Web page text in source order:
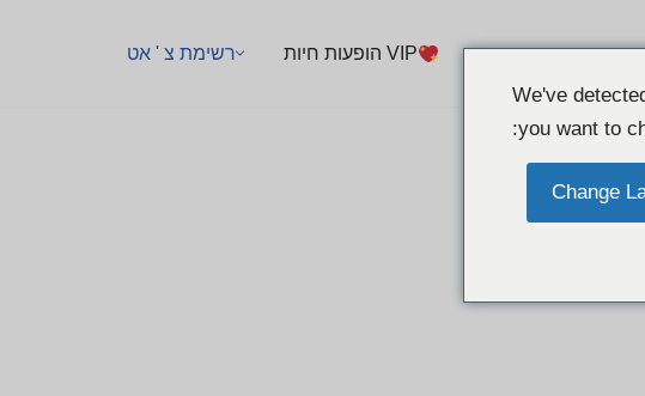
VIP הופעות חיות רשימת צ ' אט
We've
you want to
Change